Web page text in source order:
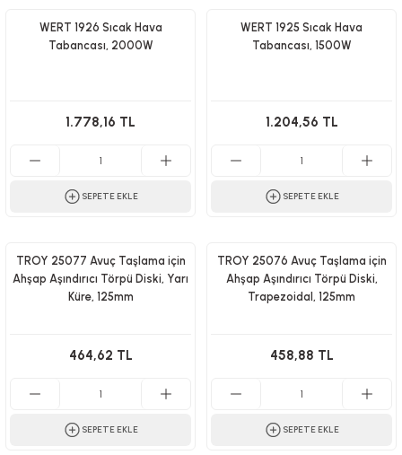
WERT 1926 Sıcak Hava
Tabancası, 2000W
1.778,16 TL
SEPETE EKLE
WERT 1925 Sıcak Hava
Tabancası, 1500W
1.204,56 TL
SEPETE EKLE
TROY 25077 Avuç Taşlama için
Ahşap Aşındırıcı Törpü Diski, Yarı
Küre, 125mm
464,62 TL
SEPETE EKLE
TROY 25076 Avuç Taşlama için
Ahşap Aşındırıcı Törpü Diski,
Trapezoidal, 125mm
458,88 TL
SEPETE EKLE